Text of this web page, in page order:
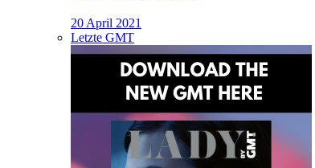
20 April 2021
Letzte GMT